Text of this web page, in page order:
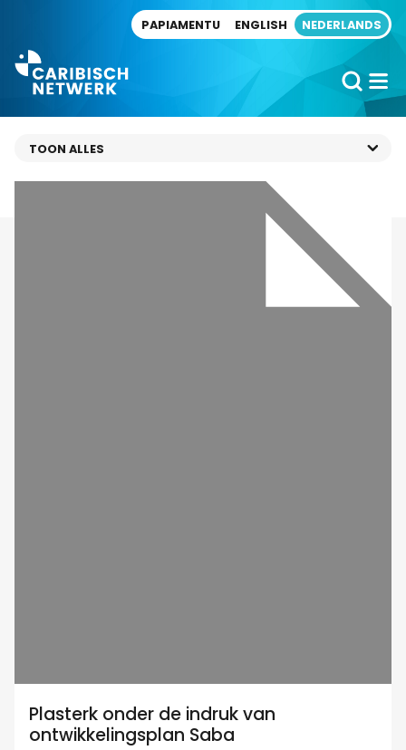
PAPIAMENTU ENGLISH NEDERLANDS
Plasterk onder de indruk van
ontwikkelingsplan Saba